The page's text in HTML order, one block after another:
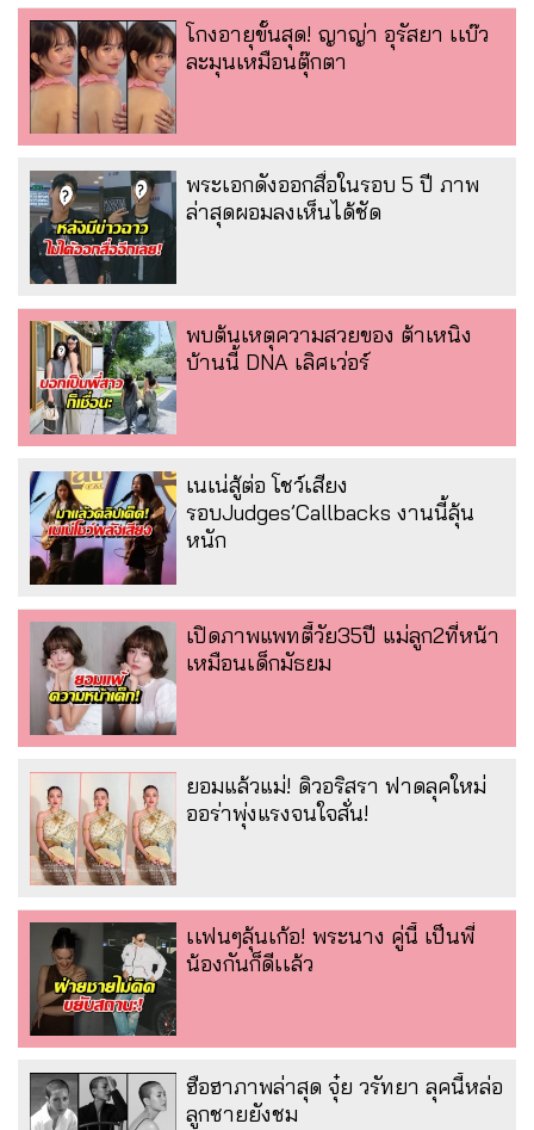
โกงอายุขั้นสุด! ญาญ่า อุรัสยา เเบ๊ว
ละมุนเหมือนตุ๊กตา
พระเอกดังออกสื่อในรอบ 5 ปี ภาพ
ล่าสุดผอมลงเห็นได้ชัด
พบต้นเหตุความสวยของ ต้าเหนิง
บ้านนี้ DNA เลิศเว่อร์
เนเน่สู้ต่อ โชว์เสียง
รอบJudges’Callbacks งานนี้ลุ้น
หนัก
เปิดภาพแพทตี้วัย35ปี แม่ลูก2ที่หน้า
เหมือนเด็กมัธยม
ยอมแล้วแม่! ดิวอริสรา ฟาดลุคใหม่
ออร่าพุ่งแรงจนใจสั่น!
เเฟนๆลุ้นเก้อ! พระนาง คู่นี้ เป็นพี่
น้องกันก็ดีเเล้ว
ฮือฮาภาพล่าสุด จุ๋ย วรัทยา ลุคนี้หล่อ
ลูกชายยังชม